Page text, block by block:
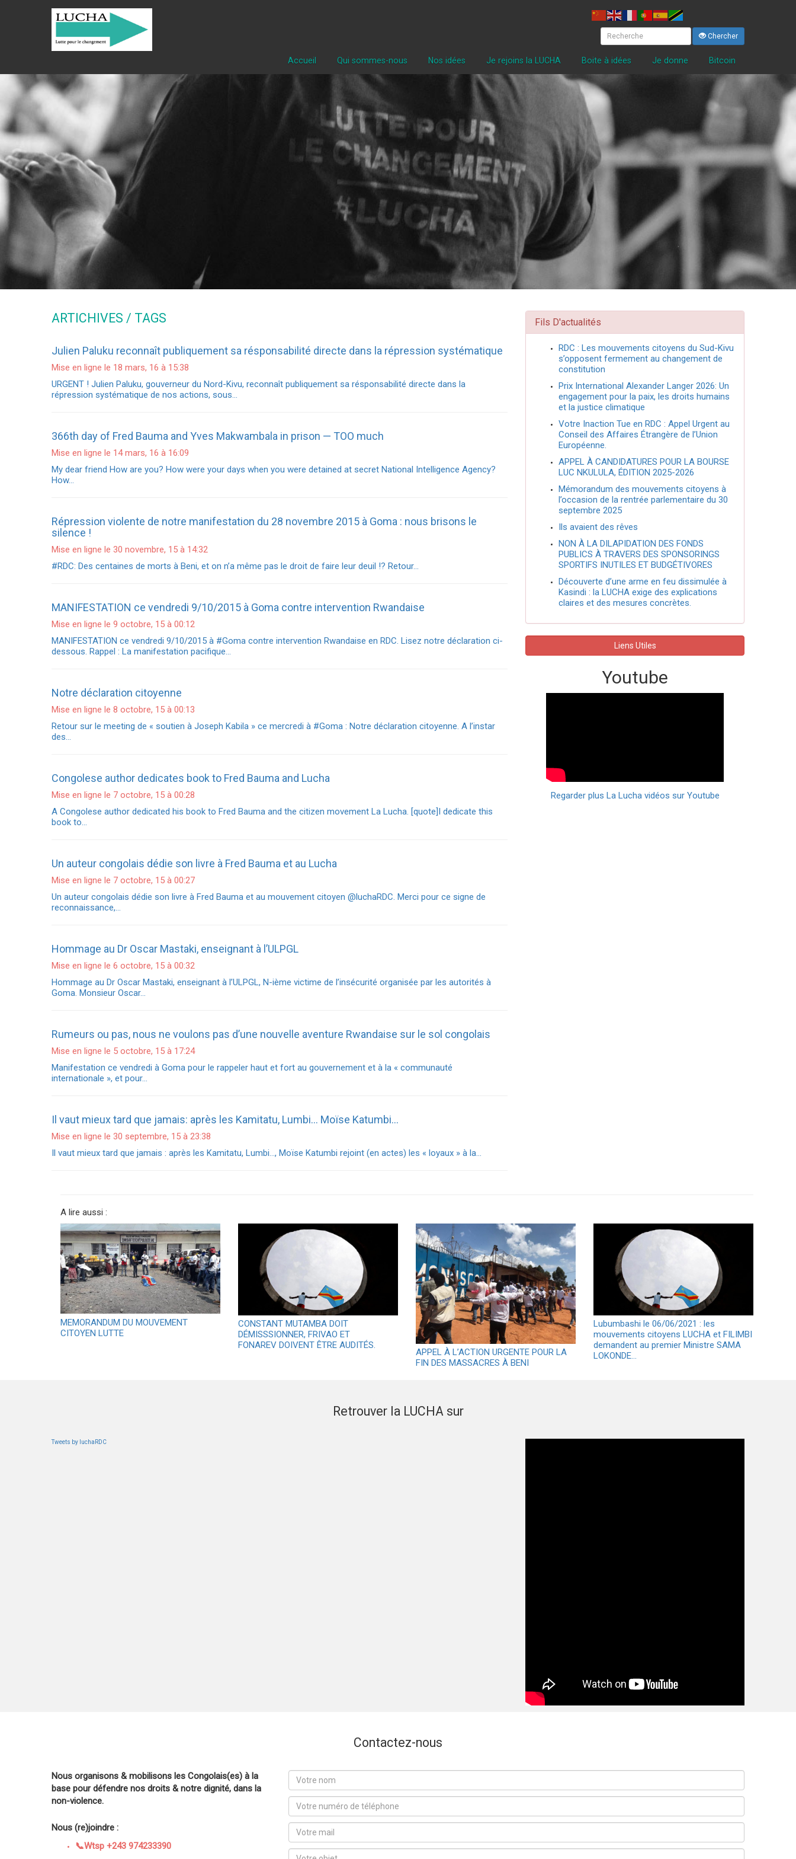
Chercher
Accueil Qui sommes-nous Nos idées Je rejoins la LUCHA Boite à idées Je donne Bitcoin
ARTICHIVES / TAGS
Julien Paluku reconnaît publiquement sa résponsabilité directe dans la répression systématique
Mise en ligne le 18 mars, 16 à 15:38
URGENT ! Julien Paluku, gouverneur du Nord-Kivu, reconnaît publiquement sa résponsabilité directe dans la
répression systématique de nos actions, sous…
366th day of Fred Bauma and Yves Makwambala in prison — TOO much
Mise en ligne le 14 mars, 16 à 16:09
My dear friend How are you? How were your days when you were detained at secret National Intelligence Agency?
How…
Répression violente de notre manifestation du 28 novembre 2015 à Goma : nous brisons le
silence !
Mise en ligne le 30 novembre, 15 à 14:32
#RDC: Des centaines de morts à Beni, et on n’a même pas le droit de faire leur deuil !? Retour…
MANIFESTATION ce vendredi 9/10/2015 à ‪‎Goma‬ contre intervention Rwandaise
Mise en ligne le 9 octobre, 15 à 00:12
MANIFESTATION ce vendredi 9/10/2015 à ‪#‎Goma‬ contre intervention Rwandaise en RDC. Lisez notre déclaration ci-
dessous. Rappel : La manifestation pacifique…
Notre déclaration citoyenne
Mise en ligne le 8 octobre, 15 à 00:13
Retour sur le meeting de « soutien à Joseph Kabila » ce mercredi à ‪#‎Goma‬ : Notre déclaration citoyenne. A l’instar
des…
Congolese author dedicates book to Fred Bauma and Lucha
Mise en ligne le 7 octobre, 15 à 00:28
A Congolese author dedicated his book to Fred Bauma and the citizen movement La Lucha. [quote]I dedicate this
book to…
Un auteur congolais dédie son livre à Fred Bauma et au Lucha
Mise en ligne le 7 octobre, 15 à 00:27
Un auteur congolais dédie son livre à Fred Bauma et au mouvement citoyen @luchaRDC. Merci pour ce signe de
reconnaissance,…
Hommage au Dr Oscar Mastaki, enseignant à l’ULPGL
Mise en ligne le 6 octobre, 15 à 00:32
Hommage au Dr Oscar Mastaki, enseignant à l’ULPGL, N-ième victime de l’insécurité organisée par les autorités à
Goma. Monsieur Oscar…
Rumeurs ou pas, nous ne voulons pas d’une nouvelle aventure Rwandaise sur le sol congolais
Mise en ligne le 5 octobre, 15 à 17:24
Manifestation ce vendredi à Goma pour le rappeler haut et fort au gouvernement et à la « communauté
internationale », et pour…
Il vaut mieux tard que jamais: après les Kamitatu, Lumbi… Moïse Katumbi…
Mise en ligne le 30 septembre, 15 à 23:38
Il vaut mieux tard que jamais : après les Kamitatu, Lumbi…, Moïse Katumbi rejoint (en actes) les « loyaux » à la…
Fils D'actualités
RDC : Les mouvements citoyens du Sud-Kivu
s’opposent fermement au changement de
constitution
Prix International Alexander Langer 2026: Un
engagement pour la paix, les droits humains
et la justice climatique
Votre Inaction Tue en RDC : Appel Urgent au
Conseil des Affaires Étrangère de l’Union
Européenne.
APPEL À CANDIDATURES POUR LA BOURSE
LUC NKULULA, ÉDITION 2025-2026
Mémorandum des mouvements citoyens à
l’occasion de la rentrée parlementaire du 30
septembre 2025
Ils avaient des rêves
NON À LA DILAPIDATION DES FONDS
PUBLICS À TRAVERS DES SPONSORINGS
SPORTIFS INUTILES ET BUDGÉTIVORES
Découverte d’une arme en feu dissimulée à
Kasindi : la LUCHA exige des explications
claires et des mesures concrètes.
Liens Utiles
Youtube
Regarder plus La Lucha vidéos sur Youtube
A lire aussi :
MEMORANDUM DU MOUVEMENT
CITOYEN LUTTE
CONSTANT MUTAMBA DOIT
DÉMISSSIONNER, FRIVAO ET
FONAREV DOIVENT ÊTRE AUDITÉS.
APPEL À L’ACTION URGENTE POUR LA
FIN DES MASSACRES À BENI
Lubumbashi le 06/06/2021 : les
mouvements citoyens LUCHA et FILIMBI
demandent au premier Ministre SAMA
LOKONDE…
Retrouver la LUCHA sur
Tweets by luchaRDC
Contactez-nous
Nous organisons & mobilisons les Congolais(es) à la
base pour défendre nos droits & notre dignité, dans la
non-violence.
Nous (re)joindre :
📞Wtsp +243 974233390